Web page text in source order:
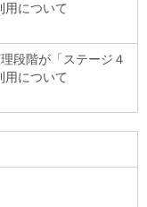
用について
段階が「ステージ４
用について